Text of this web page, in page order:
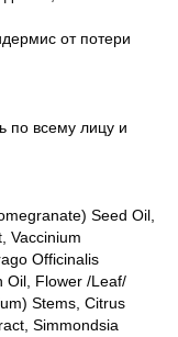
от потери
по всему лицу и
Seed Oil,
Vaccinium
Officinalis
Oil, Flower /Leaf/
Stems, Citrus
Simmondsia